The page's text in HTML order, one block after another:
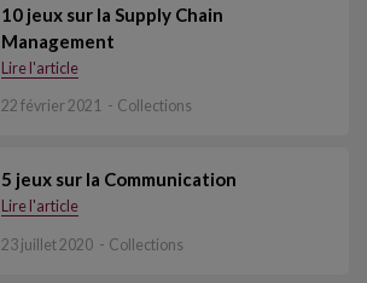
10 jeux sur la Supply Chain
Management
Lire l'article
22 février 2021 Collections
5 jeux sur la Communication
Lire l'article
23 juillet 2020 Collections